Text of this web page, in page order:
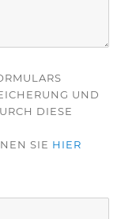
UND
DIESE
SIE HIER